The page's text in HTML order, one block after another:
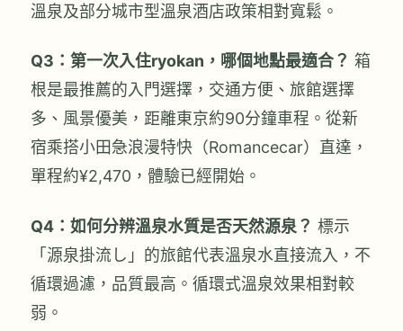
溫泉及部分城市型溫泉酒店政策相對寬鬆。
Q3：第一次入住ryokan，哪個地點最適合？ 箱
根是最推薦的入門選擇，交通方便、旅館選擇
多、風景優美，距離東京約90分鐘車程。從新
宿乘搭小田急浪漫特快（Romancecar）直達，
單程約¥2,470，體驗已經開始。
Q4：如何分辨溫泉水質是否天然源泉？ 標示
「源泉掛流し」的旅館代表溫泉水直接流入，不
循環過濾，品質最高。循環式溫泉效果相對較
弱。